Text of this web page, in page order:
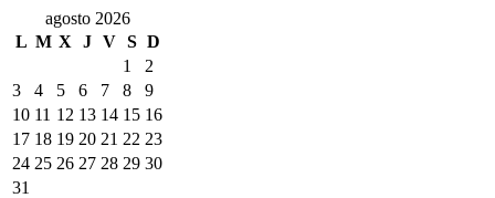
agosto 2026
L M X J V S D
1
2
3
4 5 6 7 8
9
10 11 12 13 14 15 16
17 18 19 20 21 22 23
24 25 26 27 28 29 30
31